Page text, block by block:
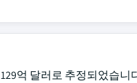
억 달러로 추정되었습